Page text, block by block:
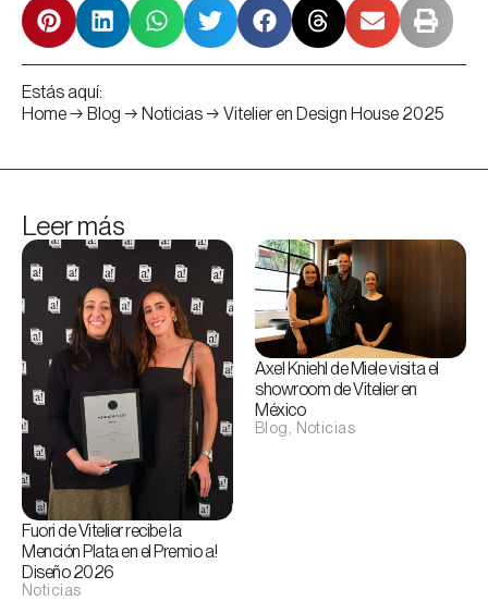
Estás aquí:
Home→ Blog → Noticias→ Vitelier en Design House 2025
Leer más
Fuori de Vitelier recibe la
Mención Plata en el Premio a!
Diseño 2026
Noticias
Axel Kniehl de Miele visita el
showroom de Vitelier en
México
Blog Noticias